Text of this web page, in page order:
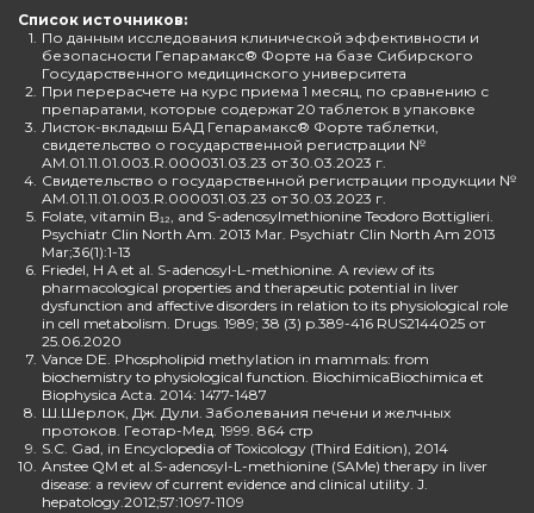
Список источников:
1. По данным исследования клинической эффективности и
безопасности Гепарамакс® Форте на базе Сибирского
Государственного медицинского университета
2. При перерасчете на курс приема 1 месяц, по сравнению с
препаратами, которые содержат 20 таблеток в упаковке
3. Листок-вкладыш БАД Гепарамакс® Форте таблетки,
свидетельство о государственной регистрации №
AM.01.11.01.003.R.000031.03.23 от 30.03.2023 г.
4. Свидетельство о государственной регистрации продукции №
AM.01.11.01.003.R.000031.03.23 от 30.03.2023 г.
5. Folate, vitamin B₁₂, and S-adenosylmethionine Teodoro Bottiglieri.
Psychiatr Clin North Am. 2013 Mar. Psychiatr Clin North Am 2013
Mar;36(1):1-13
6. Friedel, H A et al. S-adenosyl-L-methionine. A review of its
pharmacological properties and therapeutic potential in liver
dysfunction and affective disorders in relation to its physiological role
in cell metabolism. Drugs. 1989; 38 (3) p.389-416 RUS2144025 от
25.06.2020
7. Vance DE. Phospholipid methylation in mammals: from
biochemistry to physiological function. BiochimicaBiochimica et
Biophysica Acta. 2014: 1477-1487
8. Ш.Шерлок, Дж. Дули. Заболевания печени и желчных
протоков. Геотар-Мед. 1999. 864 стр
9. S.C. Gad, in Encyclopedia of Toxicology (Third Edition), 2014
10. Anstee QM et al.S-adenosyl-L-methionine (SAMe) therapy in liver
disease: a review of current evidence and clinical utility. J.
hepatology.2012;57:1097-1109